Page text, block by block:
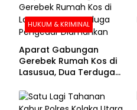
HUKUM & KRIMINAL
Aparat Gabungan
Gerebek Rumah Kos di
Lasusua, Dua Terduga